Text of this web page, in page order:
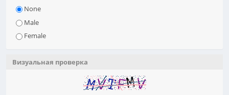
None
Male
Female
Визуальная проверка